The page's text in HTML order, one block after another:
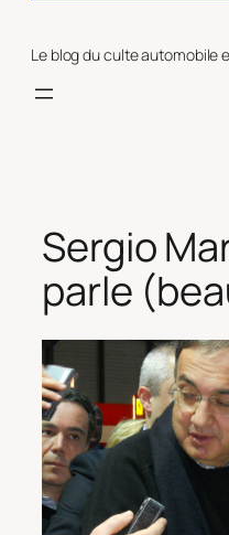
Le blog du culte automobile
Sergio
parle